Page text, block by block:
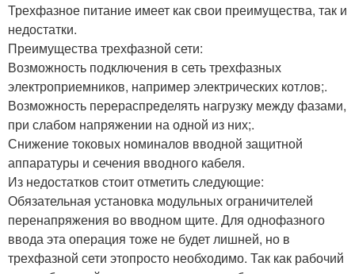
Трехфазное питание имеет как свои преимущества, так и
недостатки.
Преимущества трехфазной сети:
Возможность подключения в сеть трехфазных
электроприемников, например электрических котлов;.
Возможность перераспределять нагрузку между фазами,
при слабом напряжении на одной из них;.
Снижение токовых номиналов вводной защитной
аппаратуры и сечения вводного кабеля.
Из недостатков стоит отметить следующие:
Обязательная установка модульных ограничителей
перенапряжения во вводном щите. Для однофазного
ввода эта операция тоже не будет лишней, но в
трехфазной сети этопросто необходимо. Так как рабочий